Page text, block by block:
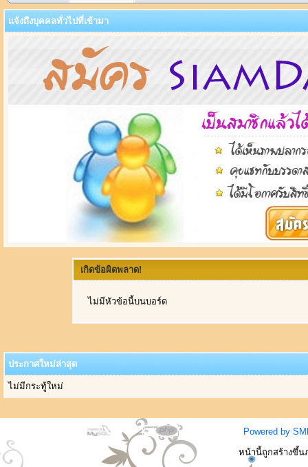
แจ้งถึงบุคคลทั่วไปที่เข้ามา
เกิดข้อผิดพลาด!
ไม่มีหัวข้อนี้บนบอร์ด
ประกาศใหม่ล่าสุด
ไม่มีกระทู้ใหม่
Powered by
หน้านี้ถูกสร้างขึ้น